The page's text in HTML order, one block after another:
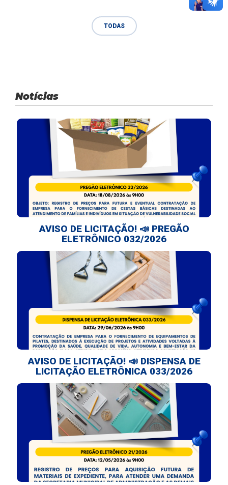
TODAS
Notícias
AVISO DE LICITAÇÃO! 📣 PREGÃO
ELETRÔNICO 032/2026
AVISO DE LICITAÇÃO! 📣 DISPENSA DE
LICITAÇÃO ELETRÔNICA 033/2026